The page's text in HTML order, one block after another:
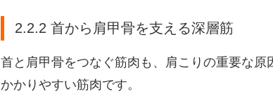
2.2.2 首から肩甲骨を支える深層筋
首と肩甲骨をつなぐ筋肉も、肩こりの重要な
かかりやすい筋肉です。